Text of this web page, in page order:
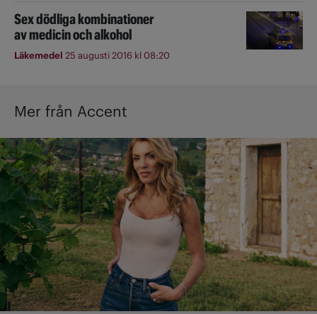
Sex dödliga kombinationer
av medicin och alkohol
Läkemedel 25 augusti 2016 kl 08:20
Mer från Accent